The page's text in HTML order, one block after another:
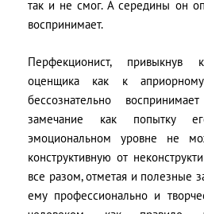
так и не смог. А середины он
воспринимает.
Перфекционист, привыкнув
оценщика как к
бессознательно
замечание как попытку
эмоциональном уровне не
конструктивную от
все разом, отметая и полезные
ему профессионально и